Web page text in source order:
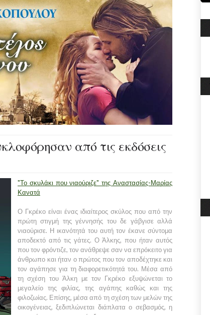
από τις εκδόσεις
"Το σκυλάκι που νιαούριζε" της Αναστασίας-Μαρίας
Κανατά
Ο Γκρέκο είναι ένας ιδιαίτερος σκύλος που από την
πρώτη στιγμή της γέννησής του δε γάβγισε αλλά
νιαούρισε. Η ικανότητά του αυτή τον έκανε σύντομα
αποδεκτό από τις γάτες. Ο Άλκης, που ήταν αυτός
που τον φρόντιζε, τον ανάθρεψε σαν να επρόκειτο για
άνθρωπο και ήταν ο πρώτος που τον αποδέχτηκε και
τον αγάπησε για τη διαφορετικότητά του. Μέσα από
τη σχέση του Άλκη με τον Γκρέκο εξυψώνεται το
μεγαλείο της φιλίας, της αγάπης καθώς και της
φιλοζωίας. Επίσης, μέσα από τη σχέση των μελών της
οικογένειας, ξεδιπλώνεται διάπλατα ο σεβασμός, η